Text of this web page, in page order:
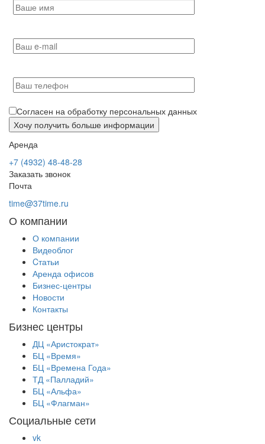
Согласен на обработку персональных данных
Аренда
+7 (4932) 48-48-28
Заказать звонок
Почта
time@37time.ru
О компании
О компании
Видеоблог
Cтатьи
Аренда офисов
Бизнес-центры
Новости
Контакты
Бизнес центры
ДЦ «Аристократ»
БЦ «Время»
БЦ «Времена Года»
ТД «Палладий»
БЦ «Альфа»
БЦ «Флагман»
Социальные сети
vk